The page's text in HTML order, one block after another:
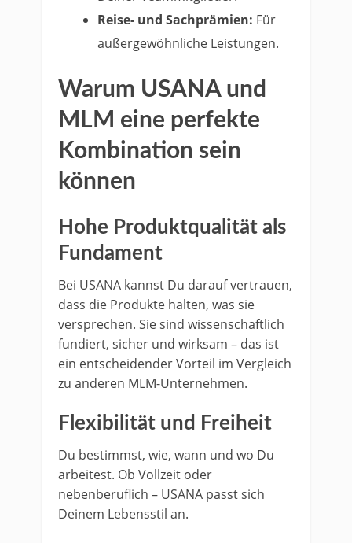
Reise- und Sachprämien: Für
außergewöhnliche Leistungen.
Warum USANA und
MLM eine perfekte
Kombination sein
können
Hohe Produktqualität als
Fundament
Bei USANA kannst Du darauf vertrauen,
dass die Produkte halten, was sie
versprechen. Sie sind wissenschaftlich
fundiert, sicher und wirksam – das ist
ein entscheidender Vorteil im Vergleich
zu anderen MLM-Unternehmen.
Flexibilität und Freiheit
Du bestimmst, wie, wann und wo Du
arbeitest. Ob Vollzeit oder
nebenberuflich – USANA passt sich
Deinem Lebensstil an.